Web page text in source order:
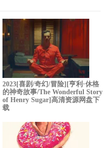
2023[喜剧/奇幻/冒险][亨利·休格
的神奇故事/The Wonderful Story
of Henry Sugar]高清资源网盘下
载